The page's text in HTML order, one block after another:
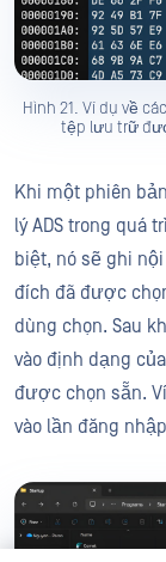
Hình 21. Ví dụ về
tệp lưu trữ
Khi một phiên
lý ADS trong quá
biệt, nó sẽ ghi
đích đã được
dùng chọn. Sau
vào định dạng
được chọn sẵn.
vào lần đăng